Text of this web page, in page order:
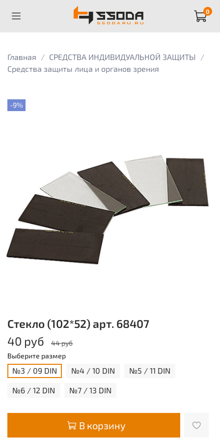
0
Главная
СРЕДСТВА ИНДИВИДУАЛЬНОЙ ЗАЩИТЫ
Средства защиты лица и органов зрения
-9%
Стекло (102*52) арт. 68407
40 руб
44 руб
Выберите размер
№3 / 09 DIN №4 / 10 DIN №5 / 11 DIN
№6 / 12 DIN №7 / 13 DIN
В корзину